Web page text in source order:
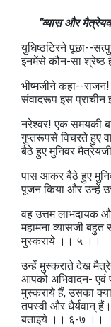
“व्यास और
युधिष्ठटिरने पूछा--
इनमेंसे कौन-सा
भीष्मजीने कहा--
संवादरूप इस प्राचीन
नरेश्वर! एक समयकी
गुप्तरूपसे विचरते हुए
बैठे हुए मुनिवर
पास आकर बैठे हुए
पूजन किया और उन्हें
वह उत्तम
महामना व्यासजी
मुस्कराये ।। ५ ।।
उन्हें मुस्कराते देख
आपको अभिवादन- एवं
मुस्कराये हैं, उसका
तपस्वी और धैर्यवान्‌
बताइये ।। ६-७ ।।